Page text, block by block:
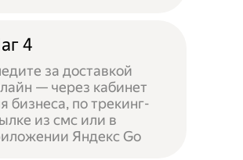
4
за доставкой
— через кабинет
бизнеса, по трекинг-
из смс или в
Яндекс Go